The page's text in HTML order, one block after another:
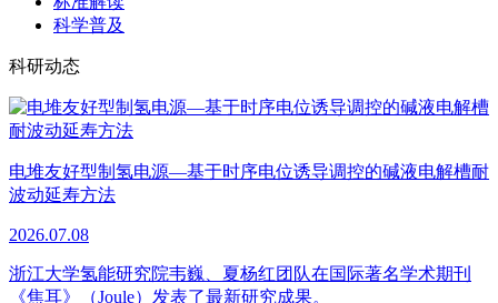
科学普及
科研动态
电堆友好型制氢电源—基于时序电位诱导调控的碱液电解槽耐
波动延寿方法
2026.07.08
浙江大学氢能研究院韦巍、夏杨红团队在国际著名学术期刊
《焦耳》（Joule）发表了最新研究成果。